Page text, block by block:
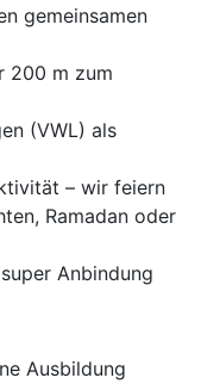
gemeinsamen
200 m zum
(VWL) als
– wir feiern
Ramadan oder
Anbindung
Ausbildung